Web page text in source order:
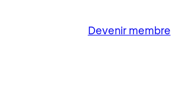
Devenir membre